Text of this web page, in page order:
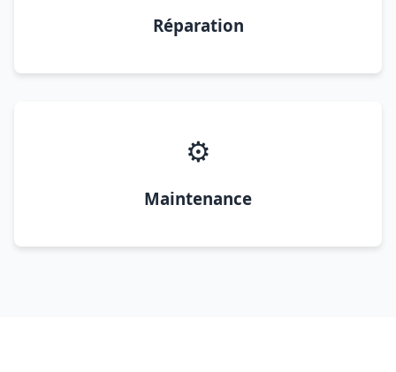
Réparation
⚙️
Maintenance